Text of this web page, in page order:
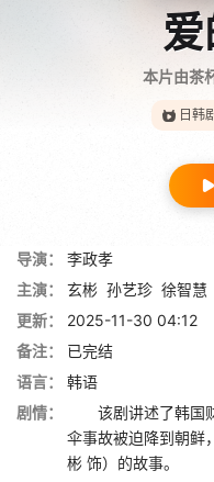
本片由茶
日韩
导演：
李政孝
主演：
玄彬 孙艺珍 徐智慧
更新：
2025-11-30 04:12
备注：
已完结
语言：
韩语
剧情：
该剧讲述了韩国财
伞事故被迫降到朝鲜
彬 饰）的故事。